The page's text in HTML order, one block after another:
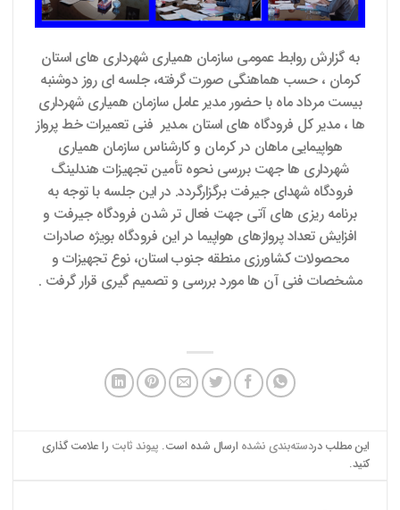
به گزارش روابط عمومی سازمان همیاری شهرداری های استان
کرمان ، حسب هماهنگی صورت گرفته، جلسه ای روز دوشنبه
بیست مرداد ماه با حضور مدیر عامل سازمان همیاری شهرداری
ها ، مدیر کل فرودگاه های استان ،مدیر فنی تعمیرات خط پرواز
هواپیمایی ماهان در کرمان و کارشناس سازمان همیاری
شهرداری ها جهت بررسی نحوه تأمین تجهیزات هندلینگ
فرودگاه شهدای جیرفت برگزارگردد. در این جلسه با توجه به
برنامه ریزی های آتی جهت فعال تر شدن فرودگاه جیرفت و
افزایش تعداد پروازهای هواپیما در این فرودگاه بویژه صادرات
محصولات کشاورزی منطقه جنوب استان، نوع تجهیزات و
مشخصات فنی آن ها مورد بررسی و تصمیم گیری قرار گرفت .
این مطلب دردسته‌بندی نشده ارسال شده است. پیوند ثابت را علامت گذاری
کنید.